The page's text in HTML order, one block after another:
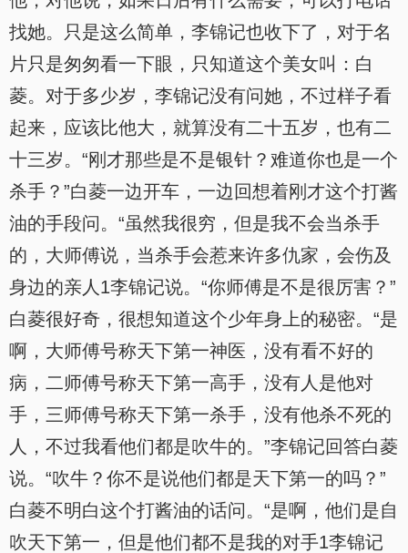
找她。只是这么简单，李锦记也收下了，对于名
片只是匆匆看一下眼，只知道这个美女叫：白
菱。对于多少岁，李锦记没有问她，不过样子看
起来，应该比他大，就算没有二十五岁，也有二
十三岁。“刚才那些是不是银针？难道你也是一个
杀手？”白菱一边开车，一边回想着刚才这个打酱
油的手段问。“虽然我很穷，但是我不会当杀手
的，大师傅说，当杀手会惹来许多仇家，会伤及
身边的亲人1李锦记说。“你师傅是不是很厉害？”
白菱很好奇，很想知道这个少年身上的秘密。“是
啊，大师傅号称天下第一神医，没有看不好的
病，二师傅号称天下第一高手，没有人是他对
手，三师傅号称天下第一杀手，没有他杀不死的
人，不过我看他们都是吹牛的。”李锦记回答白菱
说。“吹牛？你不是说他们都是天下第一的吗？”
白菱不明白这个打酱油的话问。“是啊，他们是自
吹天下第一，但是他们都不是我的对手1李锦记